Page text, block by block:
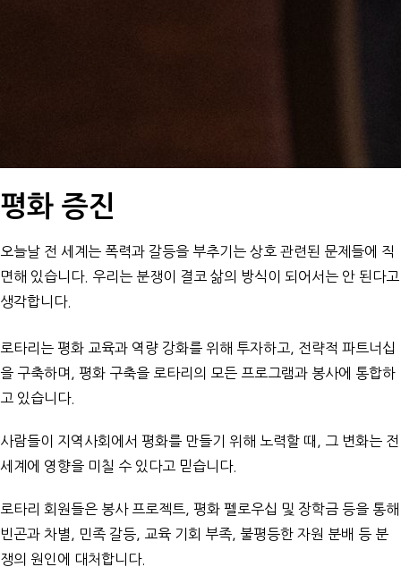
평화 증진
오늘날 전 세계는 폭력과 갈등을 부추기는 상호 관련된 문제들에 직
면해 있습니다. 우리는 분쟁이 결코 삶의 방식이 되어서는 안 된다고
생각합니다.
로타리는 평화 교육과 역량 강화를 위해 투자하고, 전략적 파트너십
을 구축하며, 평화 구축을 로타리의 모든 프로그램과 봉사에 통합하
고 있습니다.
사람들이 지역사회에서 평화를 만들기 위해 노력할 때, 그 변화는 전
세계에 영향을 미칠 수 있다고 믿습니다.
로타리 회원들은 봉사 프로젝트, 평화 펠로우십 및 장학금 등을 통해
빈곤과 차별, 민족 갈등, 교육 기회 부족, 불평등한 자원 분배 등 분
쟁의 원인에 대처합니다.